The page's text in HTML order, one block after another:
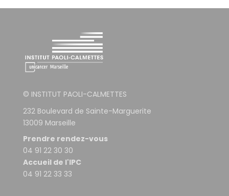
© INSTITUT PAOLI-CALMETTES
232 Boulevard de Sainte-Marguerite
13009 Marseille
Prendre rendez-vous
04 91 22 30 30
Accueil de l'IPC
04 91 22 33 33